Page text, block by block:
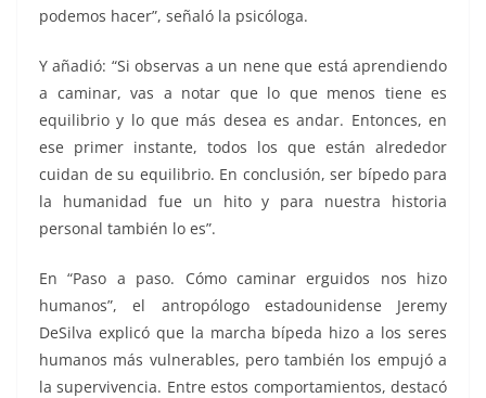
podemos hacer”, señaló la psicóloga.
Y añadió: “Si observas a un nene que está aprendiendo
a caminar, vas a notar que lo que menos tiene es
equilibrio y lo que más desea es andar. Entonces, en
ese primer instante, todos los que están alrededor
cuidan de su equilibrio. En conclusión, ser bípedo para
la humanidad fue un hito y para nuestra historia
personal también lo es”.
En “Paso a paso. Cómo caminar erguidos nos hizo
humanos”, el antropólogo estadounidense Jeremy
DeSilva explicó que la marcha bípeda hizo a los seres
humanos más vulnerables, pero también los empujó a
la supervivencia. Entre estos comportamientos, destacó